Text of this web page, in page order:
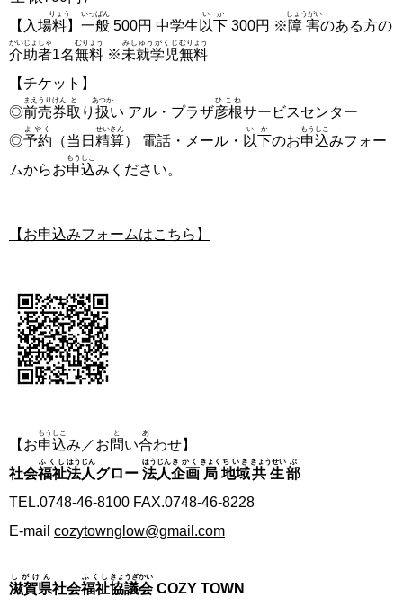
【入場料
りょう
】 一般
いっぱん
500円 中学生 以下
いか
300円 ※障害
しょうがい
のある方の
介助者
かいじょしゃ
1名無料
むりょう
※未就学児
みしゅうがくじ
無料
むりょう
【チケット】
◎前売券
まえうりけん
取
と
り 扱
あつか
い アル・プラザ彦根
ひこね
サービスセンター
◎予約
よやく
（当日 精算
せいさん
） 電話・メール・ 以下
いか
のお申込
もうしこ
みフォー
ムからお申込
もうしこ
みください。
【お申込みフォームはこちら】
【お申込
もうしこ
み／お問
と
い合
あ
わせ】
社会福祉
ふくし
法人
ほうじん
グロー 法人
ほうじん
企画
きかく
局
きょく
地域
ちいき
共生
きょうせい
部
ぶ
TEL.0748-46-8100 FAX.0748-46-8228
E-mail cozytownglow@gmail.com
滋賀県
しがけん
社会福祉
ふくし
協議会
きょうぎかい
COZY TOWN